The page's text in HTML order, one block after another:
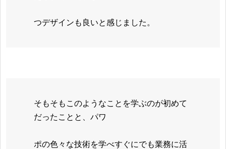
つデザインも良いと感じました。
そもそもこのようなことを学ぶのが初めて
だったことと、パワ
ポの色々な技術を学べすぐにでも業務に活